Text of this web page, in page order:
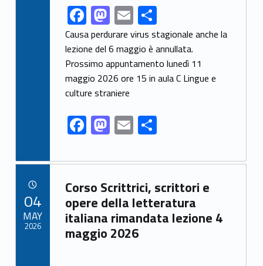
Link identifier share facebook archive #share-link-archive-38466F
ac
e
b
o
o
k
M
as
to
d
o
n
E
m
ai
l
S
h
ar
e
Causa perdurare virus stagionale anche la
lezione del 6 maggio è annullata.
Prossimo appuntamento lunedì 11
maggio 2026 ore 15 in aula C Lingue e
culture straniere
F
ac
e
b
o
o
k
M
as
to
d
o
n
E
m
ai
l
S
h
ar
e
Link identifier archive #link-archive-22121
Corso Scrittrici, scrittori e
opere della letteratura
italiana rimandata lezione 4
maggio 2026
04
MAY
2026